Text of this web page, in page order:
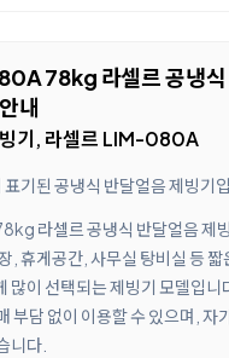
78kg 라셀르 공냉식
내
빙기, 라셀르 LIM-080A
기된 공냉식 반달얼음 제빙기
라셀르 공냉식 반달얼음 제
, 휴게공간, 사무실 탕비실 등 짧
많이 선택되는 제빙기 모델입니
부담 없이 이용할 수 있으며, 자
니다.